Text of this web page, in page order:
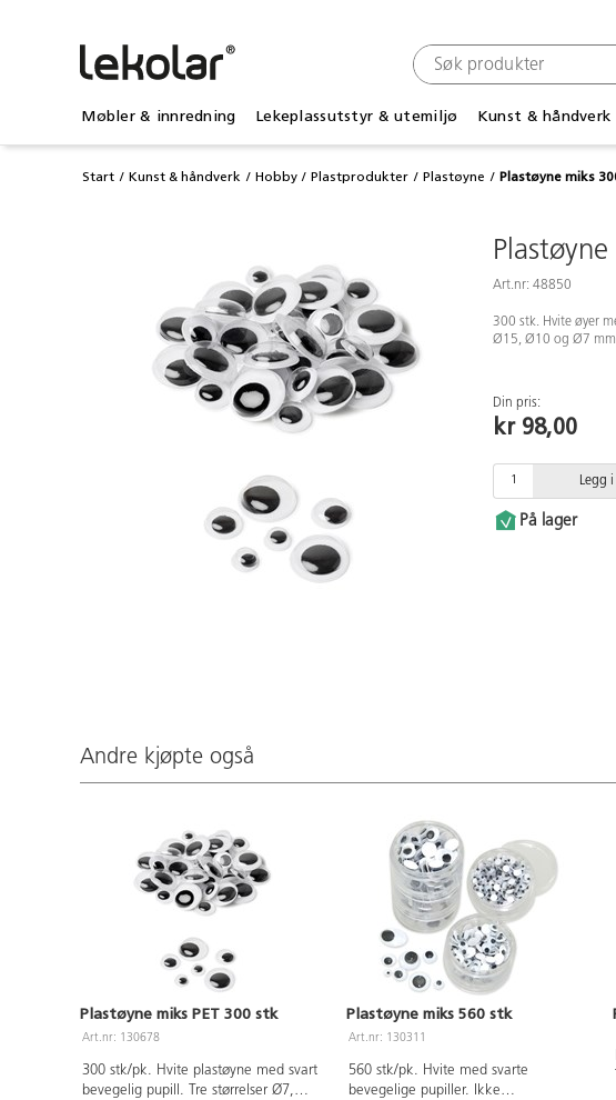
Møbler & innredning Lekeplassutstyr & utemiljø Kunst & håndverk
Start Kunst & håndverk Hobby Plastprodukter Plastøyne Plastøyne miks
Art.nr: 48850
300 stk. Hvite øyer
Ø15, Ø10 og Ø7 mm.
Din pris:
kr 98,00
Legg
På lager
Andre kjøpte også
Plastøyne miks PET 300 stk
Art.nr: 130678
300 stk/pk. Hvite plastøyne med svart
bevegelig pupill. Tre størrelser Ø7,
Plastøyne miks 560 stk
Art.nr: 130311
560 stk/pk. Hvite med svarte
bevegelige pupiller. Ikke